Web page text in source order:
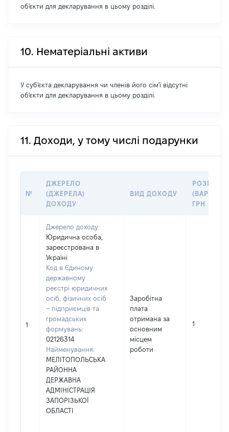
об'єкти для декларування в цьому розділі.
10. Нематеріальні активи
У суб'єкта декларування чи членів його сім'ї відсутні
об'єкти для декларування в цьому розділі.
11. Доходи, у тому числі подарунки
№
ДЖЕРЕЛО
(ДЖЕРЕЛА)
ДОХОДУ
ВИД ДОХОДУ
РОЗМІР
ГРН
1
Джерело доходу:
Юридична особа,
зареєстрована в
Україні
Код в Єдиному
державному
реєстрі юридичних
осіб, фізичних осіб
– підприємців та
громадських
формувань:
02126314
Найменування:
МЕЛІТОПОЛЬСЬКА
РАЙОННА
ДЕРЖАВНА
АДМІНІСТРАЦІЯ
ЗАПОРІЗЬКОЇ
ОБЛАСТІ
Заробітна
плата
отримана за
основним
місцем
роботи
1